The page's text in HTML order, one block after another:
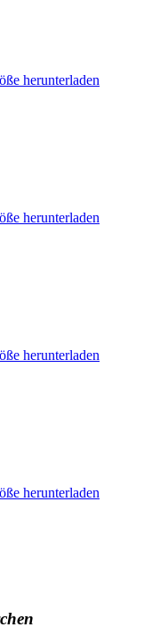
herunterladen
herunterladen
herunterladen
herunterladen